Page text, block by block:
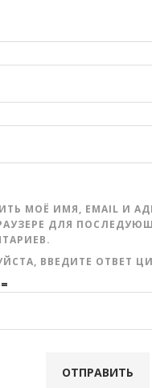
МОЁ ИМЯ, EMAIL И
ДЛЯ
ВВЕДИТЕ ОТВЕТ